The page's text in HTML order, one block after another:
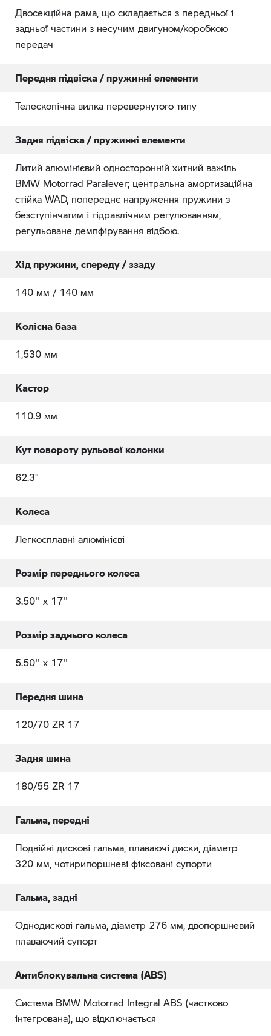
Двосекційна рама, що складається з передньої і
задньої частини з несучим двигуном/коробкою
передач
Передня підвіска / пружинні елементи
Телескопічна вилка перевернутого типу
Задня підвіска / пружинні елементи
Литий алюмінієвий односторонній хитний важіль
BMW Motorrad Paralever; центральна амортизаційна
стійка WAD, попереднє напруження пружини з
безступінчатим і гідравлічним регулюванням,
регульоване демпфірування відбою.
Хід пружини, спереду / ззаду
140 мм / 140 мм
Колісна база
1,530 мм
Кастор
110.9 мм
Кут повороту рульової колонки
62.3°
Колеса
Легкосплавні алюмінієві
Розмір переднього колеса
3.50'' x 17''
Розмір заднього колеса
5.50'' x 17''
Передня шина
120/70 ZR 17
Задня шина
180/55 ZR 17
Гальма, передні
Подвійні дискові гальма, плаваючі диски, діаметр
320 мм, чотирипоршневі фіксовані супорти
Гальма, задні
Однодискові гальма, діаметр 276 мм, двопоршневий
плаваючий супорт
Антиблокувальна система (ABS)
Система BMW Motorrad Integral ABS (частково
інтегрована), що відключається